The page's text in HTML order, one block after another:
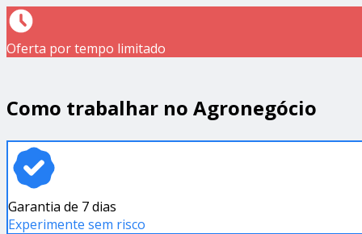
Oferta por tempo limitado
Como trabalhar no Agronegócio
Garantia de 7 dias
Experimente sem risco